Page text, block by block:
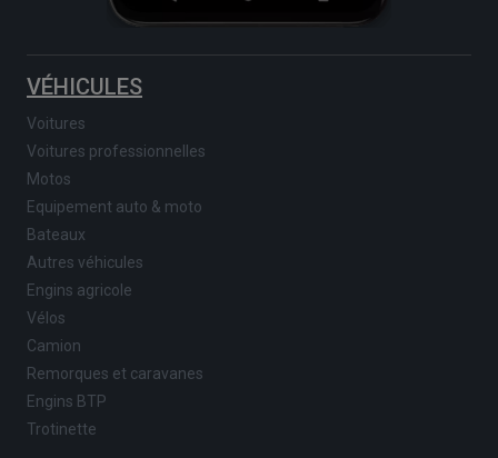
VÉHICULES
Voitures
Voitures professionnelles
Motos
Equipement auto & moto
Bateaux
Autres véhicules
Engins agricole
Vélos
Camion
Remorques et caravanes
Engins BTP
Trotinette